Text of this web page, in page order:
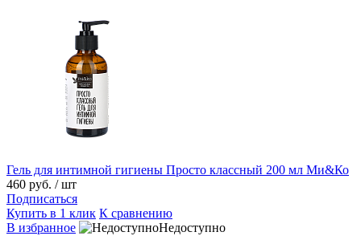
Гель для интимной гигиены Просто классный 200 мл Ми&Ко
460 руб. / шт
Подписаться
Купить в 1 клик К сравнению
В избранное
Недоступно